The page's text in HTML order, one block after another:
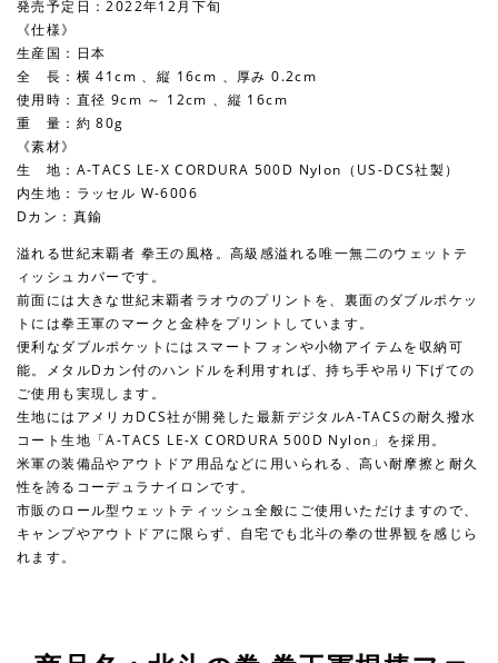
発売予定日：2022年12月下旬
《仕様》
生産国：日本
全 長：横 41cm 、縦 16cm 、厚み 0.2cm
使用時：直径 9cm ～ 12cm 、縦 16cm
重 量：約 80g
《素材》
生 地：A-TACS LE-X CORDURA 500D Nylon（US-DCS社製）
内生地：ラッセル W-6006
Dカン：真鍮
溢れる世紀末覇者 拳王の風格。高級感溢れる唯一無二のウェットテ
ィッシュカバーです。
前面には大きな世紀末覇者ラオウのプリントを、裏面のダブルポケッ
トには拳王軍のマークと金枠をプリントしています。
便利なダブルポケットにはスマートフォンや小物アイテムを収納可
能。メタルDカン付のハンドルを利用すれば、持ち手や吊り下げての
ご使用も実現します。
生地にはアメリカDCS社が開発した最新デジタルA-TACSの耐久撥水
コート生地「A-TACS LE-X CORDURA 500D Nylon」を採用。
米軍の装備品やアウトドア用品などに用いられる、高い耐摩擦と耐久
性を誇るコーデュラナイロンです。
市販のロール型ウェットティッシュ全般にご使用いただけますので、
キャンプやアウトドアに限らず、自宅でも北斗の拳の世界観を感じら
れます。